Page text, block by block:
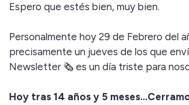
Espero que estés bien, muy bien.
Personalmente hoy 29 de Febrero del
precisamente un jueves de los que
Newsletter 🗞️ es un día triste para
Hoy tras 14 años y 5